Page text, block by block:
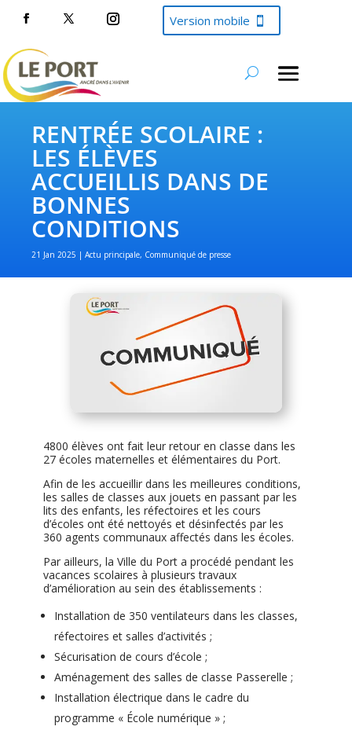
Version mobile
RENTRÉE SCOLAIRE :
LES ÉLÈVES
ACCUEILLIS DANS DE
BONNES
CONDITIONS
21 Jan 2025 Actu principale, Communiqué de presse
4800 élèves ont fait leur retour en classe dans les
27 écoles maternelles et élémentaires du Port.
Afin de les accueillir dans les meilleures conditions,
les salles de classes aux jouets en passant par les
lits des enfants, les réfectoires et les cours
d’écoles ont été nettoyés et désinfectés par les
360 agents communaux affectés dans les écoles.
Par ailleurs, la Ville du Port a procédé pendant les
vacances scolaires à plusieurs travaux
d’amélioration au sein des établissements :
Installation de 350 ventilateurs dans les classes,
réfectoires et salles d’activités ;
Sécurisation de cours d’école ;
Aménagement des salles de classe Passerelle ;
Installation électrique dans le cadre du
programme « École numérique » ;